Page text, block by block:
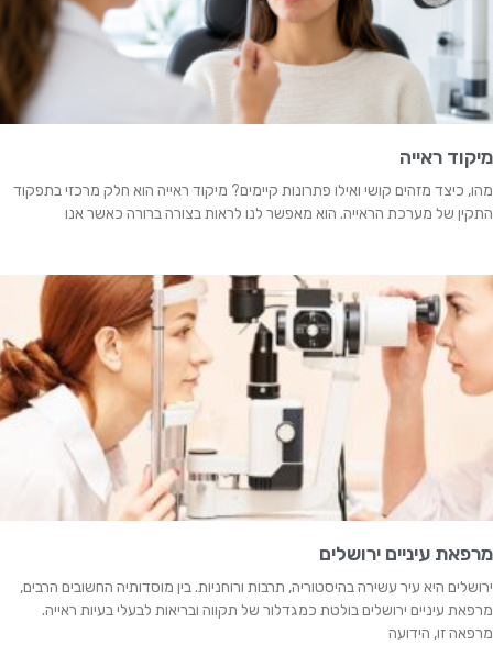
מיקוד ראייה
מהו, כיצד מזהים קושי ואילו פתרונות קיימים? מיקוד ראייה הוא חלק מרכזי בתפקוד
התקין של מערכת הראייה. הוא מאפשר לנו לראות בצורה ברורה כאשר אנו
מרפאת עיניים ירושלים
ירושלים היא עיר עשירה בהיסטוריה, תרבות ורוחניות. בין מוסדותיה החשובים הרבים,
מרפאת עיניים ירושלים בולטת כמגדלור של תקווה ובריאות לבעלי בעיות ראייה.
מרפאה זו, הידועה